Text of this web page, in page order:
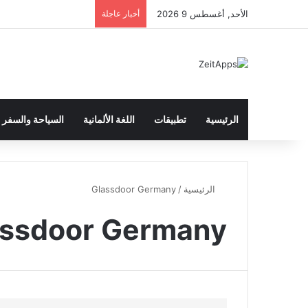
الأحد, أغسطس 9 2026 أخبار عاجلة
الرئيسية تطبيقات اللغة الألمانية السياحة والسفر
الرئيسية /
Glassdoor Germany
Germany